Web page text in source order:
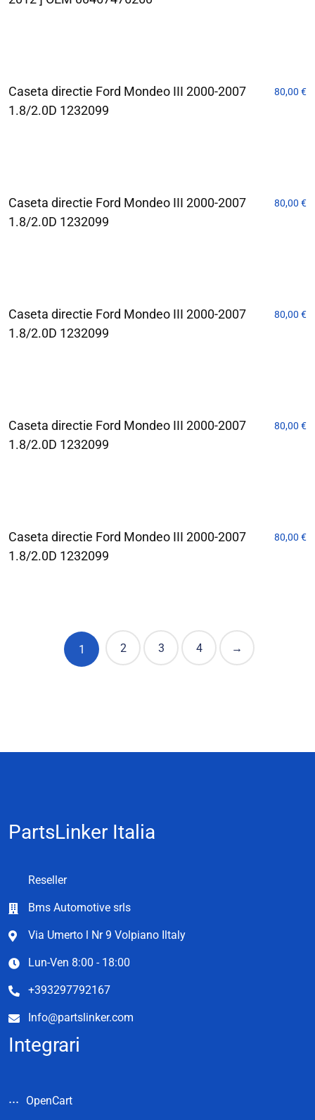
Caseta directie Ford Mondeo III 2000-2007
1.8/2.0D 1232099
80,00 €
Caseta directie Ford Mondeo III 2000-2007
1.8/2.0D 1232099
80,00 €
Caseta directie Ford Mondeo III 2000-2007
1.8/2.0D 1232099
80,00 €
Caseta directie Ford Mondeo III 2000-2007
1.8/2.0D 1232099
80,00 €
Caseta directie Ford Mondeo III 2000-2007
1.8/2.0D 1232099
80,00 €
1 2 3 4 →
PartsLinker Italia
Reseller
Bms Automotive srls
Via Umerto l Nr 9 Volpiano Iltaly
Lun-Ven 8:00 - 18:00
+393297792167
Info@partslinker.com
Integrari
OpenCart